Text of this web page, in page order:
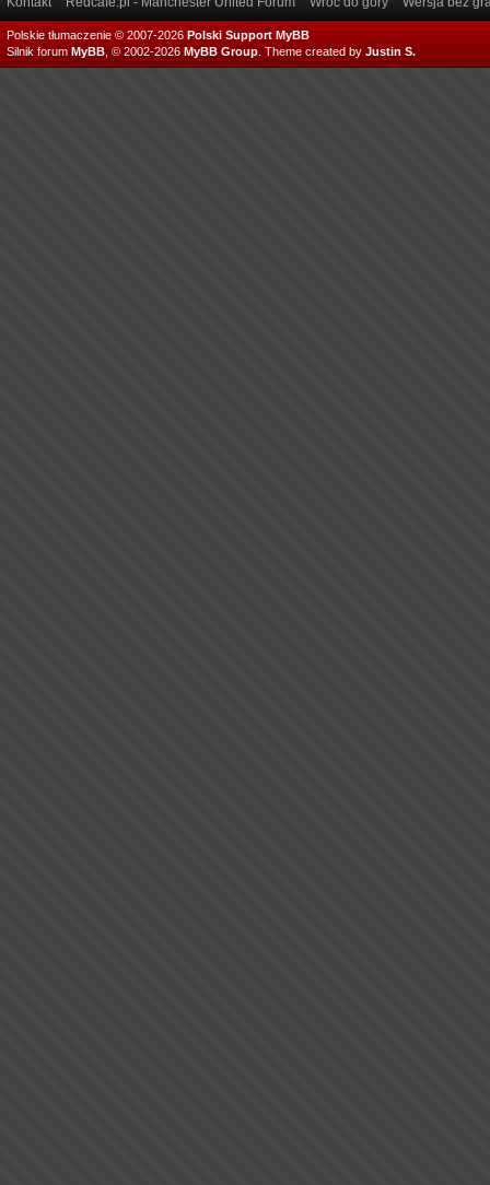
Polskie tłumaczenie © 2007-2026 Polski Support MyBB
Silnik forum MyBB , © 2002-2026 MyBB Group Theme created by Justin S.